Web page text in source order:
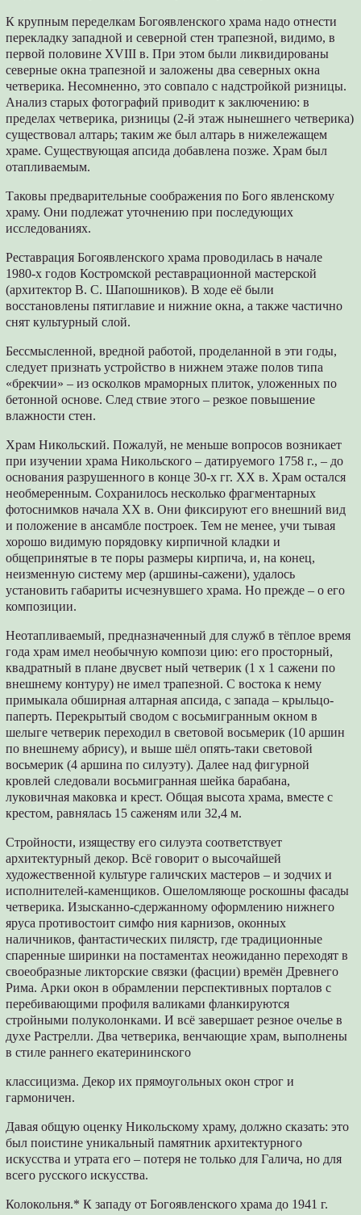
К крупным переделкам Богоявленского храма надо отнести
перекладку западной и северной стен трапезной, видимо, в
первой половине XVIII в. При этом были ликвидированы
северные окна трапезной и заложены два северных окна
четверика. Несомненно, это совпало с надстройкой ризницы.
Анализ старых фотографий приводит к заключению: в
пределах четверика, ризницы (2-й этаж нынешнего четверика)
существовал алтарь; таким же был алтарь в нижележащем
храме. Существующая апсида добавлена позже. Храм был
отапливаемым.
Таковы предварительные соображения по Бого явленскому
храму. Они подлежат уточнению при последующих
исследованиях.
Реставрация Богоявленского храма проводилась в начале
1980-х годов Костромской реставрационной мастерской
(архитектор В. С. Шапошников). В ходе её были
восстановлены пятиглавие и нижние окна, а также частично
снят культурный слой.
Бессмысленной, вредной работой, проделанной в эти годы,
следует признать устройство в нижнем этаже полов типа
«брекчии» – из осколков мраморных плиток, уложенных по
бетонной основе. След ствие этого – резкое повышение
влажности стен.
Храм Никольский. Пожалуй, не меньше вопросов возникает
при изучении храма Никольского – датируемого 1758 г., – до
основания разрушенного в конце 30-х гг. XX в. Храм остался
необмеренным. Сохранилось несколько фрагментарных
фотоснимков начала XX в. Они фиксируют его внешний вид
и положение в ансамбле построек. Тем не менее, учи тывая
хорошо видимую порядовку кирпичной кладки и
общепринятые в те поры размеры кирпича, и, на конец,
неизменную систему мер (аршины-сажени), удалось
установить габариты исчезнувшего храма. Но прежде – о его
композиции.
Неотапливаемый, предназначенный для служб в тёплое время
года храм имел необычную компози цию: его просторный,
квадратный в плане двусвет ный четверик (1 х 1 сажени по
внешнему контуру) не имел трапезной. С востока к нему
примыкала обширная алтарная апсида, с запада – крыльцо-
паперть. Перекрытый сводом с восьмигранным окном в
шелыге четверик переходил в световой восьмерик (10 аршин
по внешнему абрису), и выше шёл опять-таки световой
восьмерик (4 аршина по силуэту). Далее над фигурной
кровлей следовали восьмигранная шейка барабана,
луковичная маковка и крест. Общая высота храма, вместе с
крестом, равнялась 15 саженям или 32,4 м.
Стройности, изяществу его силуэта соответствует
архитектурный декор. Всё говорит о высочайшей
художественной культуре галичских мастеров – и зодчих и
исполнителей-каменщиков. Ошеломляюще роскошны фасады
четверика. Изысканно-сдержанному оформлению нижнего
яруса противостоит симфо ния карнизов, оконных
наличников, фантастических пилястр, где традиционные
спаренные ширинки на постаментах неожиданно переходят в
своеобразные ликторские связки (фасции) времён Древнего
Рима. Арки окон в обрамлении перспективных порталов с
перебивающими профиля валиками фланкируются
стройными полуколонками. И всё завершает резное очелье в
духе Растрелли. Два четверика, венчающие храм, выполнены
в стиле раннего екатерининского
классицизма. Декор их прямоугольных окон строг и
гармоничен.
Давая общую оценку Никольскому храму, дoлжно сказать: это
был поистине уникальный памятник архитектурного
искусства и утрата его – потеря не только для Галича, но для
всего русского искусства.
Колокольня.* К западу от Богоявленского храма до 1941 г.